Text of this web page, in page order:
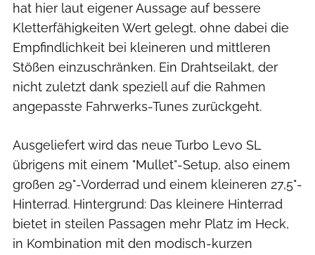
hat hier laut eigener Aussage auf bessere
Kletterfähigkeiten Wert gelegt, ohne dabei die
Empfindlichkeit bei kleineren und mittleren
Stößen einzuschränken. Ein Drahtseilakt, der
nicht zuletzt dank speziell auf die Rahmen
angepasste Fahrwerks-Tunes zurückgeht.
Ausgeliefert wird das neue Turbo Levo SL
übrigens mit einem "Mullet"-Setup, also einem
großen 29"-Vorderrad und einem kleineren 27,5"-
Hinterrad. Hintergrund: Das kleinere Hinterrad
bietet in steilen Passagen mehr Platz im Heck,
in Kombination mit den modisch-kurzen